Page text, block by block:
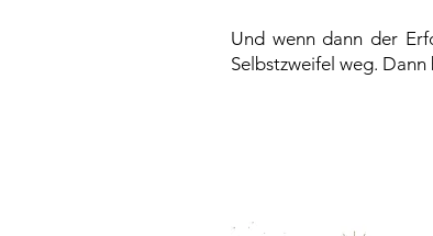
Und wenn dann der
Selbstzweifel weg.